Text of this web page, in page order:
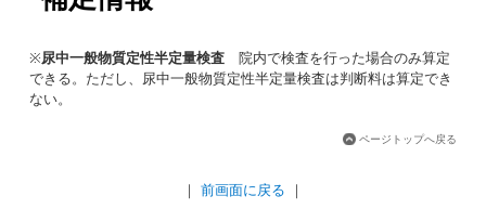
※尿中一般物質定性半定量検査院内で検査を行った場合のみ算定
できる。ただし、尿中一般物質定性半定量検査は判断料は算定でき
ない。
ページトップへ戻る
｜ 前画面に戻る ｜